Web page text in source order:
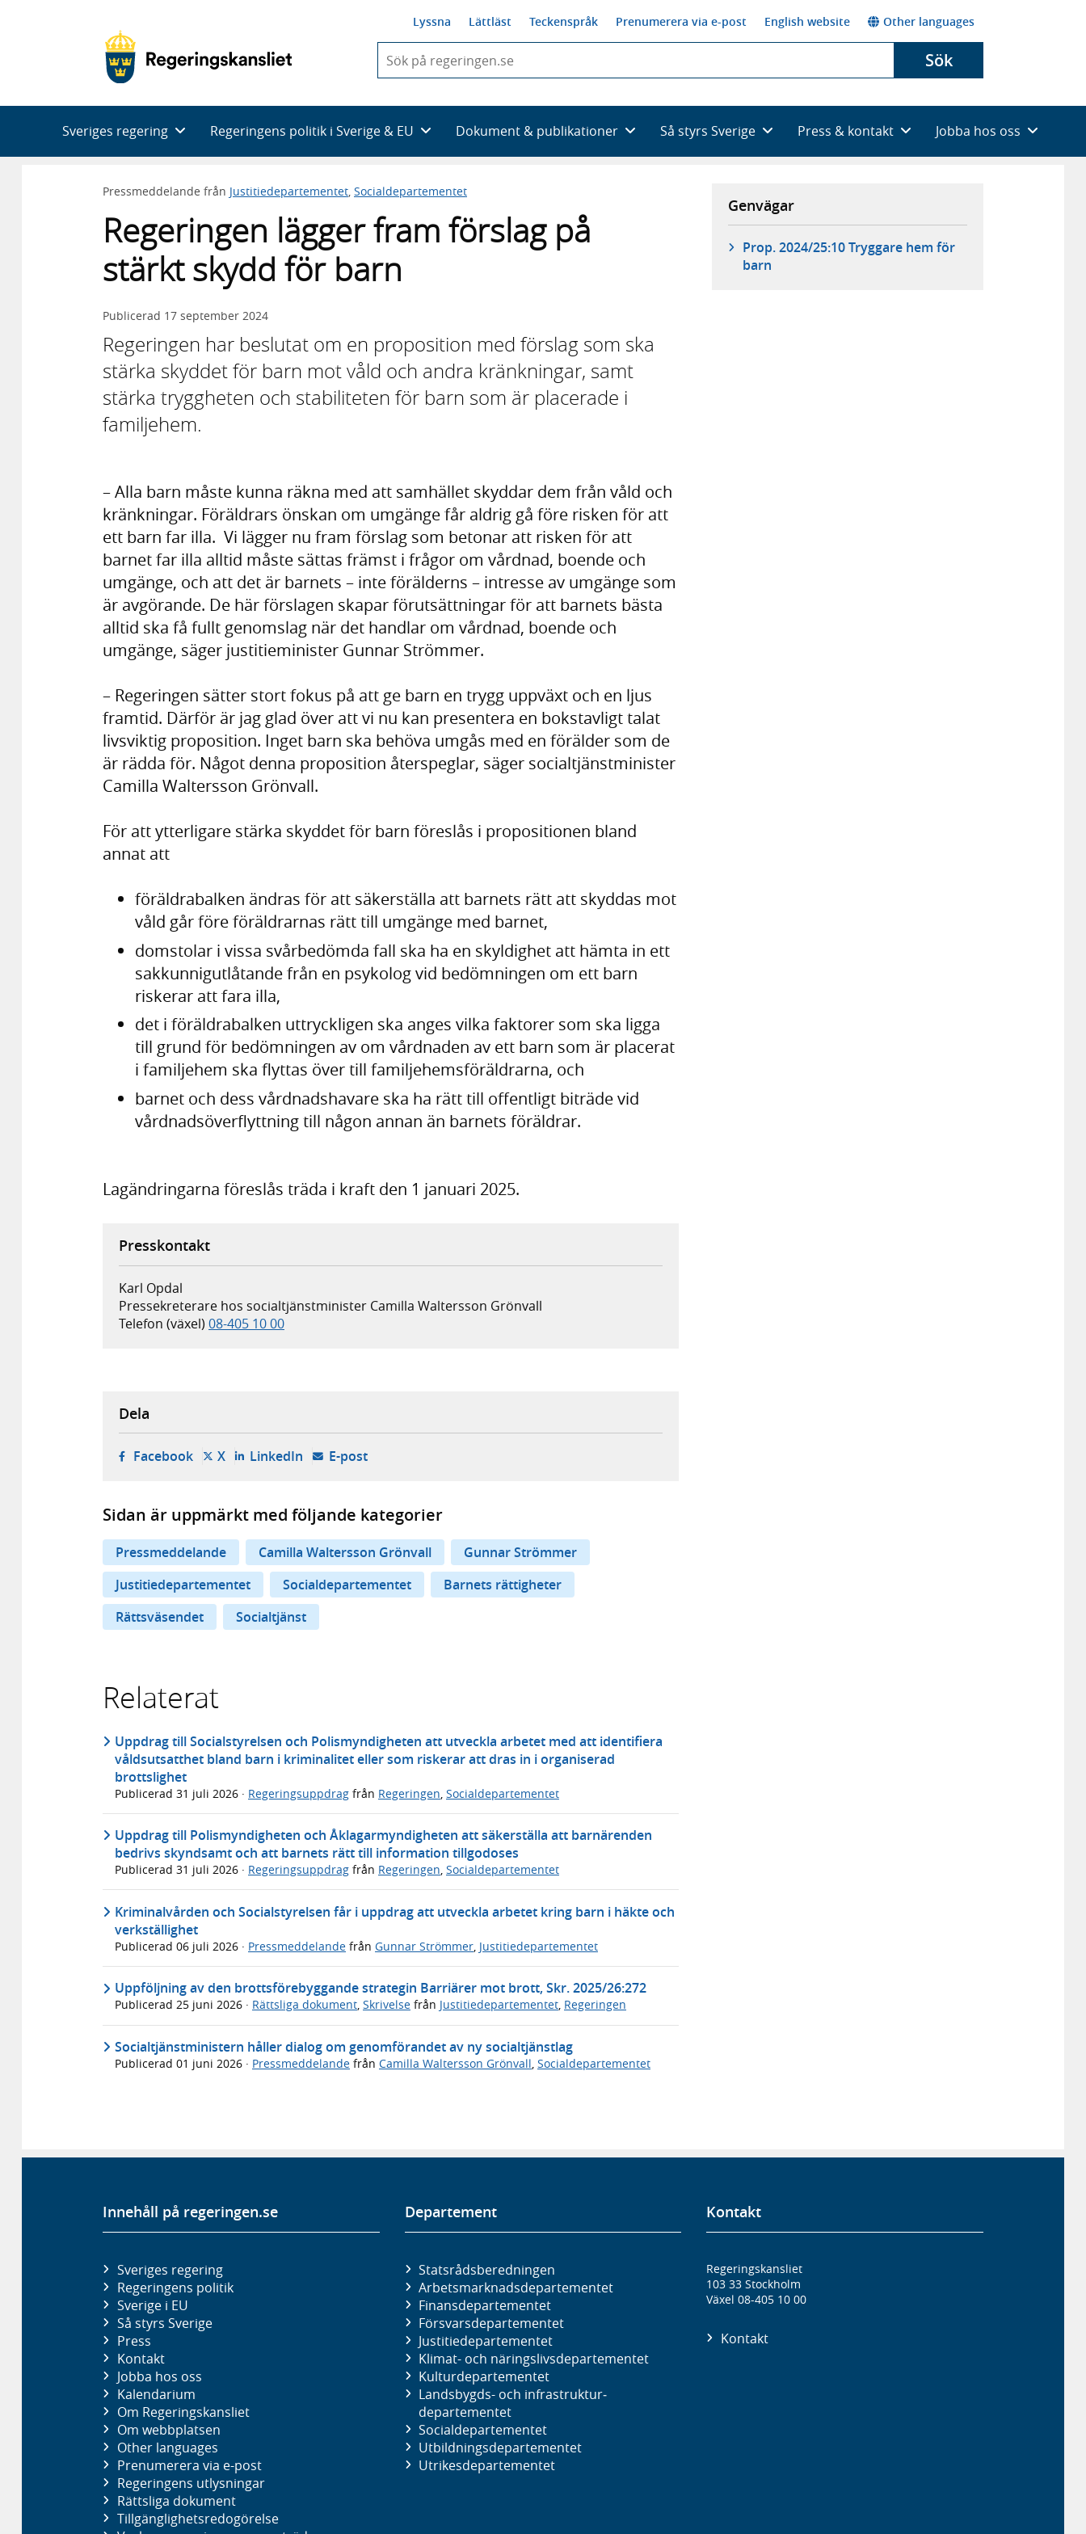
Lyssna Lättläst Teckenspråk Prenumerera via e-post English website Other languages
du
skriva
framträder
en
med
Sök
Sveriges regering Regeringens politik i Sverige & EU Dokument & publikationer Så styrs Sverige Press & kontakt Jobba hos oss
Pressmeddelande från Justitiedepartementet Socialdepartementet
Regeringen lägger fram förslag på
stärkt skydd för barn
Publicerad 17 september 2024
Regeringen har beslutat om en proposition med förslag som ska
stärka skyddet för barn mot våld och andra kränkningar, samt
stärka tryggheten och stabiliteten för barn som är placerade i
familjehem.
– Alla barn måste kunna räkna med att samhället skyddar dem från våld och
kränkningar. Föräldrars önskan om umgänge får aldrig gå före risken för att
ett barn far illa. Vi lägger nu fram förslag som betonar att risken för att
barnet far illa alltid måste sättas främst i frågor om vårdnad, boende och
umgänge, och att det är barnets – inte förälderns – intresse av umgänge som
är avgörande. De här förslagen skapar förutsättningar för att barnets bästa
alltid ska få fullt genomslag när det handlar om vårdnad, boende och
umgänge, säger justitieminister Gunnar Strömmer.
– Regeringen sätter stort fokus på att ge barn en trygg uppväxt och en ljus
framtid. Därför är jag glad över att vi nu kan presentera en bokstavligt talat
livsviktig proposition. Inget barn ska behöva umgås med en förälder som de
är rädda för. Något denna proposition återspeglar, säger socialtjänstminister
Camilla Waltersson Grönvall.
För att ytterligare stärka skyddet för barn föreslås i propositionen bland
annat att
föräldrabalken ändras för att säkerställa att barnets rätt att skyddas mot
våld går före föräldrarnas rätt till umgänge med barnet,
domstolar i vissa svårbedömda fall ska ha en skyldighet att hämta in ett
sakkunnigutlåtande från en psykolog vid bedömningen om ett barn
riskerar att fara illa,
det i föräldrabalken uttryckligen ska anges vilka faktorer som ska ligga
till grund för bedömningen av om vårdnaden av ett barn som är placerat
i familjehem ska flyttas över till familjehemsföräldrarna, och
barnet och dess vårdnadshavare ska ha rätt till offentligt biträde vid
vårdnadsöverflyttning till någon annan än barnets föräldrar.
Lagändringarna föreslås träda i kraft den 1 januari 2025.
Presskontakt
Karl Opdal
Pressekreterare hos socialtjänstminister Camilla Waltersson Grönvall
Telefon (växel) 08-405 10 00
Genvägar
Prop. 2024/25:10 Tryggare hem för
barn
Dela
Facebook- öppnas i ny flik, extern webbplats,
X- öppnas i ny flik, extern webbplats,
LinkedIn- öppnas i ny flik, extern webbplats,
E-post- öppnar din e-postklient,
Sidan är uppmärkt med följande kategorier
Pressmeddelande Camilla Waltersson Grönvall
Gunnar Strömmer
Justitiedepartementet
Socialdepartementet
Barnets rättigheter
Rättsväsendet
Socialtjänst
Relaterat
Uppdrag till Socialstyrelsen och Polismyndigheten att utveckla arbetet med att identifiera
våldsutsatthet bland barn i kriminalitet eller som riskerar att dras in i organiserad
brottslighet
Publicerad 31 juli 2026 · Regeringsuppdrag från Regeringen Socialdepartementet
Uppdrag till Polismyndigheten och Åklagarmyndigheten att säkerställa att barnärenden
bedrivs skyndsamt och att barnets rätt till information tillgodoses
Publicerad 31 juli 2026 · Regeringsuppdrag från Regeringen, Socialdepartementet
Kriminalvården och Socialstyrelsen får i uppdrag att utveckla arbetet kring barn i häkte och
verkställighet
Publicerad 06 juli 2026 · Pressmeddelande från Gunnar Strömmer, Justitiedepartementet
Uppföljning av den brottsförebyggande strategin Barriärer mot brott, Skr. 2025/26:272
Publicerad 25 juni 2026 · Rättsliga dokument, Skrivelse från Justitiedepartementet, Regeringen
Socialtjänstministern håller dialog om genomförandet av ny socialtjänstlag
Publicerad 01 juni 2026 · Pressmeddelande från Camilla Waltersson Grönvall, Socialdepartementet
Innehåll på regeringen.se
Sveriges regering
Regeringens politik
Sverige i EU
Så styrs Sverige
Press
Kontakt
Jobba hos oss
Kalendarium
Om Regeringskansliet
Om webbplatsen
Other languages
Prenumerera via e-post
Regeringens utlysningar
Rättsliga dokument
Tillgänglighetsredogörelse
Departement
Statsrådsberedningen
Arbetsmarknads­departementet
Finans­departementet
Försvars­departementet
Justitie­departementet
Klimat- och näringslivs­departementet
Kultur­departementet
Landsbygds- och infrastruktur­
departementet
Social­departementet
Utbildnings­departementet
Utrikes­departementet
Kontakt
Regeringskansliet
103 33 Stockholm
Växel 08-405 10 00
Kontakt